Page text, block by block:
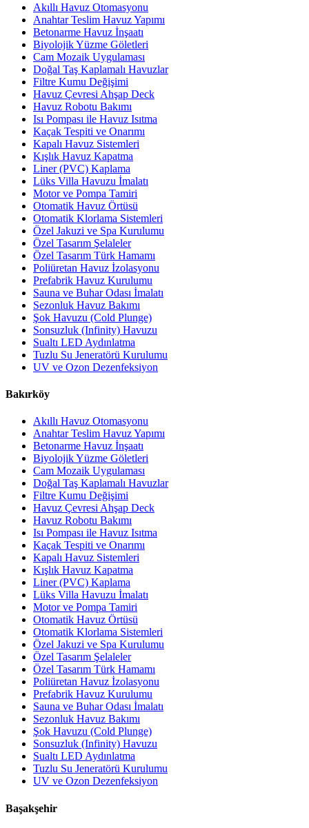
Akıllı Havuz Otomasyonu
Anahtar Teslim Havuz Yapımı
Betonarme Havuz İnşaatı
Biyolojik Yüzme Göletleri
Cam Mozaik Uygulaması
Doğal Taş Kaplamalı Havuzlar
Filtre Kumu Değişimi
Havuz Çevresi Ahşap Deck
Havuz Robotu Bakımı
Isı Pompası ile Havuz Isıtma
Kaçak Tespiti ve Onarımı
Kapalı Havuz Sistemleri
Kışlık Havuz Kapatma
Liner (PVC) Kaplama
Lüks Villa Havuzu İmalatı
Motor ve Pompa Tamiri
Otomatik Havuz Örtüsü
Otomatik Klorlama Sistemleri
Özel Jakuzi ve Spa Kurulumu
Özel Tasarım Şelaleler
Özel Tasarım Türk Hamamı
Poliüretan Havuz İzolasyonu
Prefabrik Havuz Kurulumu
Sauna ve Buhar Odası İmalatı
Sezonluk Havuz Bakımı
Şok Havuzu (Cold Plunge)
Sonsuzluk (Infinity) Havuzu
Sualtı LED Aydınlatma
Tuzlu Su Jeneratörü Kurulumu
UV ve Ozon Dezenfeksiyon
Bakırköy
Akıllı Havuz Otomasyonu
Anahtar Teslim Havuz Yapımı
Betonarme Havuz İnşaatı
Biyolojik Yüzme Göletleri
Cam Mozaik Uygulaması
Doğal Taş Kaplamalı Havuzlar
Filtre Kumu Değişimi
Havuz Çevresi Ahşap Deck
Havuz Robotu Bakımı
Isı Pompası ile Havuz Isıtma
Kaçak Tespiti ve Onarımı
Kapalı Havuz Sistemleri
Kışlık Havuz Kapatma
Liner (PVC) Kaplama
Lüks Villa Havuzu İmalatı
Motor ve Pompa Tamiri
Otomatik Havuz Örtüsü
Otomatik Klorlama Sistemleri
Özel Jakuzi ve Spa Kurulumu
Özel Tasarım Şelaleler
Özel Tasarım Türk Hamamı
Poliüretan Havuz İzolasyonu
Prefabrik Havuz Kurulumu
Sauna ve Buhar Odası İmalatı
Sezonluk Havuz Bakımı
Şok Havuzu (Cold Plunge)
Sonsuzluk (Infinity) Havuzu
Sualtı LED Aydınlatma
Tuzlu Su Jeneratörü Kurulumu
UV ve Ozon Dezenfeksiyon
Başakşehir